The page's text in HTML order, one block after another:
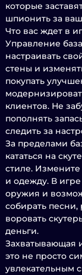
которые
шпионить за
Что вас ждет в
Управление
настраивать
стены и
покупать
клиентов. Не
пополнять
следить за
За пределами
кататься на
стиле.
и одежду. В
оружия и
собирать
воровать
деньги.
Захватывающая
это не просто
увлекательным